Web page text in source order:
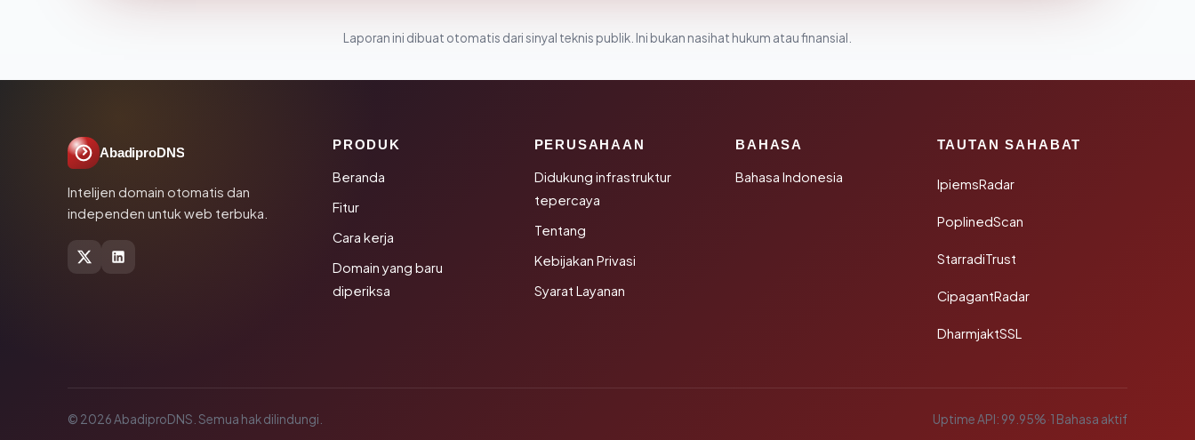
Laporan ini dibuat otomatis dari sinyal teknis publik. Ini bukan nasihat hukum atau finansial.
AbadiproDNS
Intelijen domain otomatis dan
independen untuk web terbuka.
PRODUK
Beranda
Fitur
Cara kerja
Domain yang baru
diperiksa
PERUSAHAAN
Didukung infrastruktur
tepercaya
Tentang
Kebijakan Privasi
Syarat Layanan
BAHASA
Bahasa Indonesia
TAUTAN SAHABAT
IpiemsRadar
PoplinedScan
StarradiTrust
CipagantRadar
DharmjaktSSL
© 2026 AbadiproDNS. Semua hak dilindungi. Uptime API: 99.95%·1 Bahasa aktif